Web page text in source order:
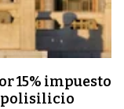
15% impuesto
polisilicio